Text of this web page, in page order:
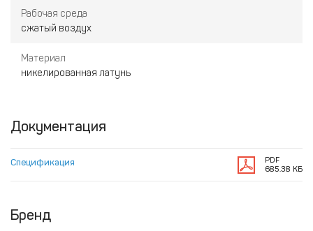
Рабочая среда
сжатый воздух
Материал
никелированная латунь
Документация
Спецификация
PDF
685.38 КБ
Бренд